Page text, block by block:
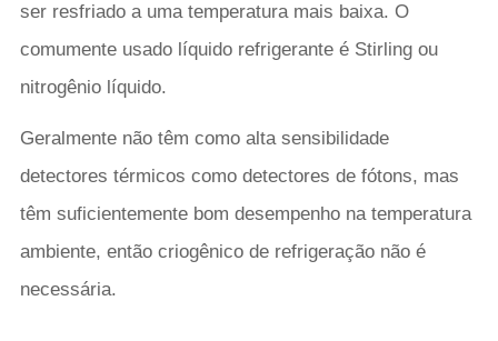
ser resfriado a uma temperatura mais baixa. O
comumente usado líquido refrigerante é Stirling ou
nitrogênio líquido.
Geralmente não têm como alta sensibilidade
detectores térmicos como detectores de fótons, mas
têm suficientemente bom desempenho na temperatura
ambiente, então criogênico de refrigeração não é
necessária.